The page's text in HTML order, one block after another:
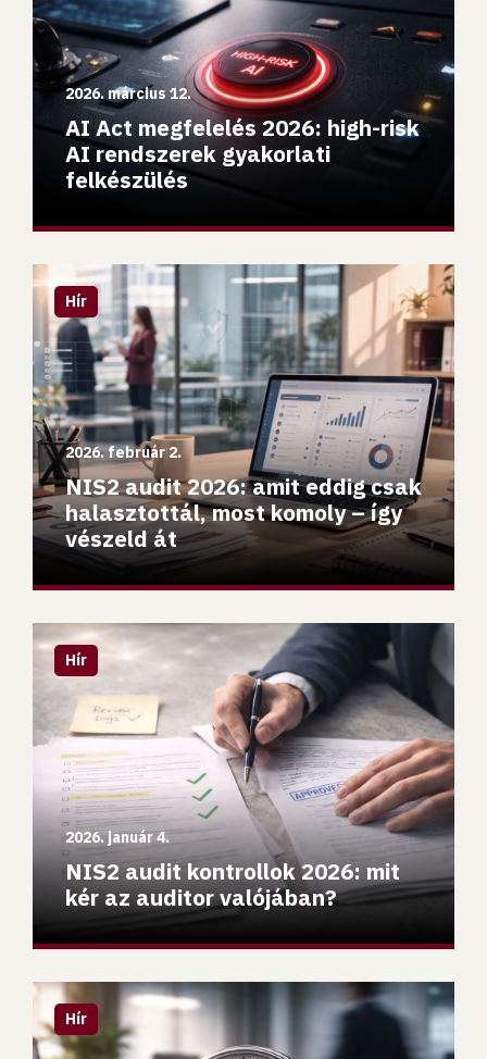
2026. március 12.
AI Act megfelelés 2026: high-risk
AI rendszerek gyakorlati
felkészülés
NIS2 audit 2026: amit eddig csak halasztottál, most
Hír
2026. február 2.
NIS2 audit 2026: amit eddig csak
halasztottál, most komoly – így
vészeld át
NIS2 audit kontrollok 2026: mit kér az auditor valójában?
Hír
2026. január 4.
NIS2 audit kontrollok 2026: mit
kér az auditor valójában?
CSRD halasztás 2026: mit jelent a Stop-the-Clock
Hír